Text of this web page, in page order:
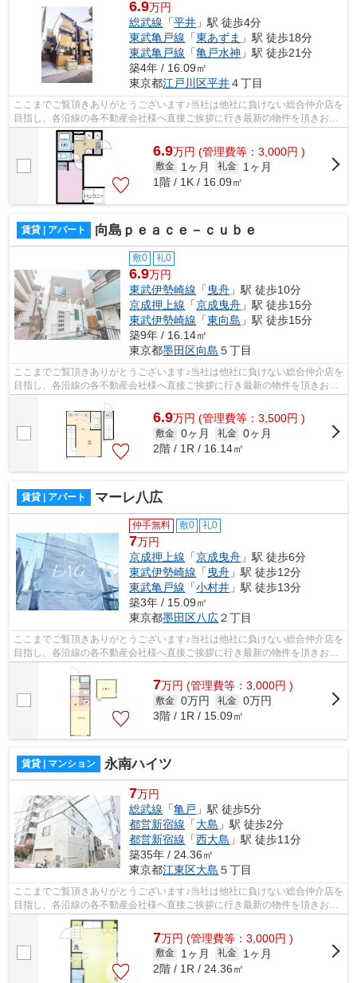
6.9万円
総武線 「平井 」駅 徒歩4分
東武亀戸線 「東あずま 」駅 徒歩18分
東武亀戸線 「亀戸水神 」駅 徒歩21分
築4年 / 16.09㎡
東京都江戸川区平井４丁目
ここまでご覧頂きありがとうございます♪当社は他社に負けない総合仲介店を
目指し、各沿線の各不動産会社様へ直接ご挨拶に行き最新の物件を頂きお客
様へ提供しております！最新の情報は...
6.9万円 (管理費等：3,000円 )
敷金 1ヶ月 礼金
1ヶ月
1階 / 1K / 16.09㎡
賃貸 | アパート 向島ｐｅａｃｅ－ｃｕｂｅ
敷0 礼0
6.9万円
東武伊勢崎線 「 曳舟 」駅 徒歩10分
京成押上線 「京成曳舟 」駅 徒歩15分
東武伊勢崎線 「東向島 」駅 徒歩15分
築9年 / 16.14㎡
東京都墨田区向島 ５丁目
ここまでご覧頂きありがとうございます♪当社は他社に負けない総合仲介店を
目指し、各沿線の各不動産会社様へ直接ご挨拶に行き最新の物件を頂きお客
様へ提供しております！最新の情報は...
6.9万円 (管理費等：3,500円 )
敷金 0ヶ月 礼金 0ヶ月
2階 / 1R / 16.14㎡
賃貸 | アパート マーレ八広
仲手無料 敷0 礼0
7万円
京成押上線 「京成曳舟 」駅 徒歩6分
東武伊勢崎線 「曳舟 」駅 徒歩12分
東武亀戸線 「小村井 」駅 徒歩13分
築3年 / 15.09㎡
東京都墨田区八広２丁目
ここまでご覧頂きありがとうございます♪当社は他社に負けない総合仲介店を
目指し、各沿線の各不動産会社様へ直接ご挨拶に行き最新の物件を頂きお客
様へ提供しております！最新の情報は...
7万円 (管理費等：3,000円 )
敷金 0万円 礼金 0万円
3階 / 1R / 15.09㎡
賃貸 | マンション 永南ハイツ
7万円
総武線 「亀戸 」駅 徒歩5分
都営新宿線 「大島 」駅 徒歩2分
都営新宿線 「西大島 」駅 徒歩11分
築35年 / 24.36㎡
東京都江東区大島 ５丁目
ここまでご覧頂きありがとうございます♪当社は他社に負けない総合仲介店を
目指し、各沿線の各不動産会社様へ直接ご挨拶に行き最新の物件を頂きお客
様へ提供しております！最新の情報は...
7万円 (管理費等：3,000円 )
敷金 1ヶ月 礼金
1ヶ月
2階 / 1R / 24.36㎡